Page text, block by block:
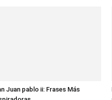
Juan pablo ii: Frases Más